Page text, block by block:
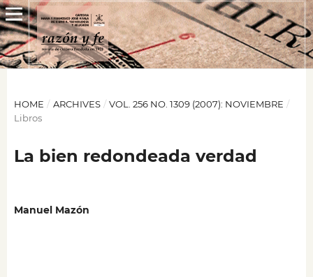
HOME / ARCHIVES / VOL. 256 NO. 1309 (2007): NOVIEMBRE /
Libros
La bien redondeada verdad
Manuel Mazón